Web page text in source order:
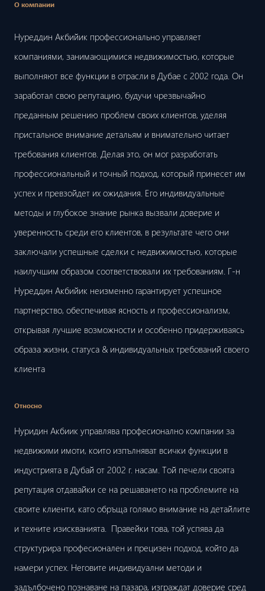
О компании
Нуреддин Акбийик профессионально управляет
компаниями, занимающимися недвижимостью, которые
выполняют все функции в отрасли в Дубае с 2002 года. Он
заработал свою репутацию, будучи чрезвычайно
преданным решению проблем своих клиентов, уделяя
пристальное внимание детальям и внимательно читает
требования клиентов. Делая это, он мог разработать
профессиональный и точный подход, который принесет им
успех и превзойдет их ожидания. Его индивидуальные
методы и глубокое знание рынка вызвали доверие и
уверенность среди его клиентов, в результате чего они
заключали успешные сделки с недвижимостью, которые
наилучшим образом соответствовали их требованиям. Г-н
Нуреддин Акбийик неизменно гарантирует успешное
партнерство, обеспечивая ясность и профессионализм,
открывая лучшие возможности и особенно придерживаясь
образа жизни, статуса & индивидуальных требований своего
клиента
Относно
Нуридин Акбиик управлява професионално компании за
недвижими имоти, които изпълняват всички функции в
индустрията в Дубай от 2002 г. насам. Той печели своята
репутация отдавайки се на решаването на проблемите на
своите клиенти, като обръща голямо внимание на детайлите
и техните изискванията. Правейки това, той успява да
структурира професионален и прецизен подход, който да
намери успех. Неговите индивидуални методи и
задълбочено познаване на пазара, изграждат доверие сред